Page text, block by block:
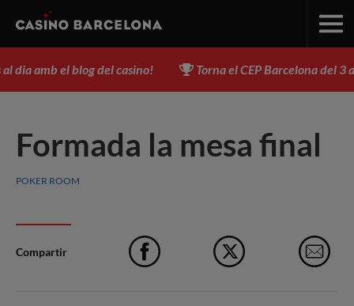
amb el blog del casino! Torna el CEP Barcelona del 3 al
Formada la mesa final
POKER ROOM
Compartir
Facebook